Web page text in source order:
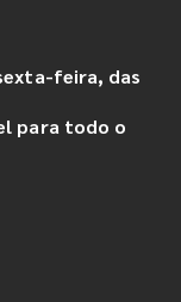
feira, das
para todo o